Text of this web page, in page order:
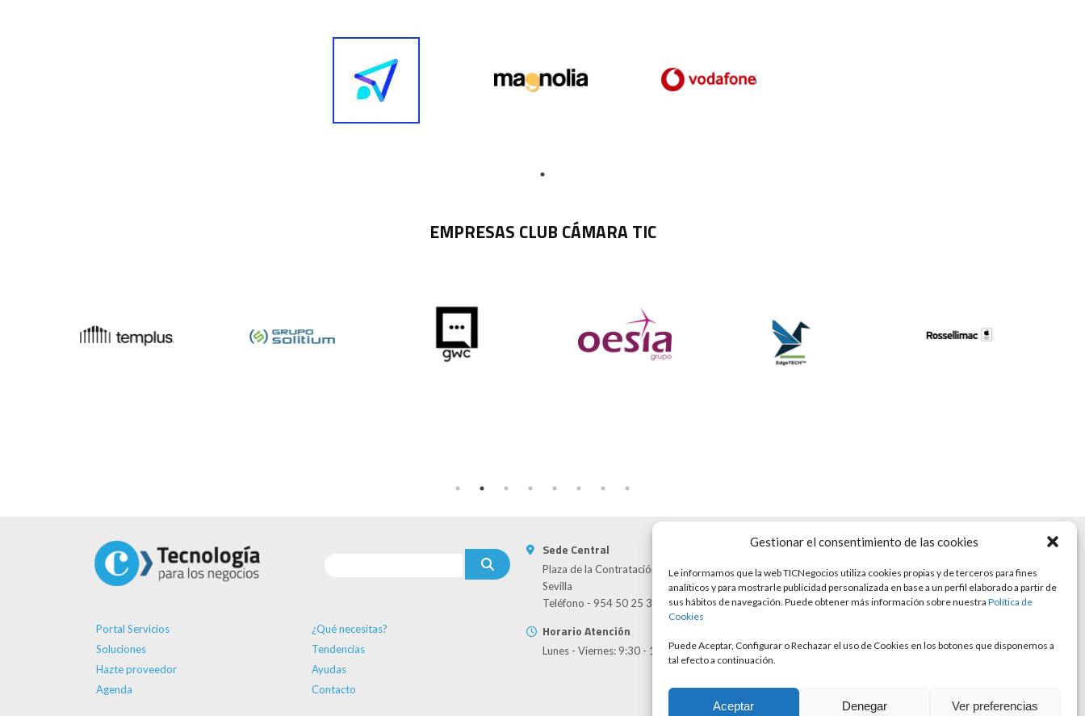
Gestionar el consentimiento de las cookies
Le informamos que la web TICNegocios utiliza cookies propias y de terceros para fines
analíticos y para mostrarle publicidad personalizada en base a un perfil elaborado a partir de
sus hábitos de navegación. Puede obtener más información sobre nuestra Política de
Cookies
Puede Aceptar, Configurar o Rechazar el uso de Cookies en los botones que disponemos a
tal efecto a continuación.
Aceptar Denegar Ver preferencias
EMPRESAS CLUB CÁMARA TIC
Portal Servicios
¿Qué necesitas?
Soluciones
Tendencias
Hazte proveedor
Ayudas
Agenda
Contacto
Sede Central
Plaza de la Contratación, 8 - 41004
Sevilla
Teléfono - 954 50 25 30
Horario Atención
Lunes - Viernes: 9:30 - 13:30